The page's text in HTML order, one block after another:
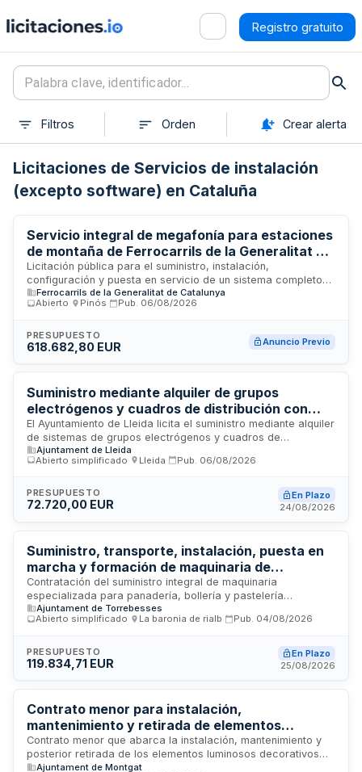
Registro gratuito
Filtros Orden Crear alerta
Licitaciones de Servicios de instalación
(excepto software) en Cataluña
Servicio integral de megafonía para estaciones
de montaña de Ferrocarrils de la Generalitat de
Catalunya con instalación, configuración y
mantenimiento técnico
Licitación pública para el suministro, instalación,
configuración y puesta en servicio de un sistema completo
de megafonía destinado a las estaciones de montaña
operadas por Ferrocarrils de la Generalitat de Catalunya. El
integral en las infraestructuras ferroviarias, la configuración
técnica inicial y la puesta en funcionamiento del sistema.
software, apoyo técnico continuo y mantenimiento preventivo
y correctivo durante la vigencia del acuerdo para garantizar
el funcionamiento óptimo de las instalaciones de
comunicación sonora en las estaciones de montaña del
operador ferroviario catalán.
Ferrocarrils de la Generalitat de Catalunya
Abierto
Pinós Pub. 06/08/2026
PRESUPUESTO
618.682,80 EUR Anuncio Previo
Suministro mediante alquiler de grupos
electrógenos y cuadros de distribución con
instalación y mantenimiento para las Fiestas de
Lleida
El Ayuntamiento de Lleida licita el suministro mediante alquiler
de sistemas de grupos electrógenos y cuadros de
distribución destinados a la Festa Mayor y las Fiestas de
Otoño. El servicio incluye la instalación, mantenimiento,
combustible necesario para su funcionamiento. Además,
comprende la asistencia de personal técnico cualificado,
seguros derivados de la ejecución del contrato.
Ajuntament de Lleida
Abierto simplificado
Lleida Pub. 06/08/2026
PRESUPUESTO
72.720,00 EUR
En Plazo
24/08/2026
Suministro, transporte, instalación, puesta en
marcha y formación de maquinaria de
panadería, bollería y pastelería para el Obrador
Compartido de Torrebesses
Contratación del suministro integral de maquinaria
especializada para panadería, bollería y pastelería
destinada al funcionamiento del Obrador Compartido de
Torrebesses. El contrato incluye el transporte de los equipos,
Baix de Torrebesses, la puesta en marcha de la maquinaria y
la impartición de formación inicial al personal. El Ajuntament
abierto simplificado con tramitación urgente, siendo
competencia del Ple de la Corporación la adjudicación del
contrato administrativo de subministramiento.
Ajuntament de Torrebesses
Abierto simplificado
La baronia de rialb Pub. 04/08/2026
PRESUPUESTO
119.834,71 EUR
En Plazo
25/08/2026
Contrato menor para instalación,
mantenimiento y retirada de elementos
luminosos de campaña navideña 2026-2027 -
Ayuntamiento de Montgat
Contrato menor que abarca la instalación, mantenimiento y
posterior retirada de los elementos luminosos decorativos
correspondientes a la campaña de 2026-2027, promovido
Ajuntament de Montgat